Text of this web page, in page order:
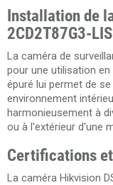
Installation de
2CD2T87G3-
La caméra de
pour une utilisation en
épuré lui permet de
environnement
harmonieusement à
ou à l'extérieur d'une
Certifications
La caméra Hikvision